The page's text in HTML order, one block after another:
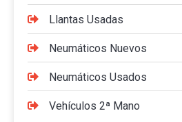
Llantas Usadas
Neumáticos Nuevos
Neumáticos Usados
Vehículos 2ª Mano